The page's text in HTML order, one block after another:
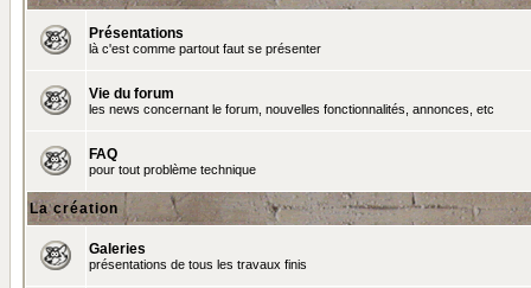
Présentations
là c'est comme partout faut se présenter
Vie du forum
les news concernant le forum, nouvelles fonctionnalités, annonces, etc
FAQ
pour tout problème technique
La création
Galeries
présentations de tous les travaux finis